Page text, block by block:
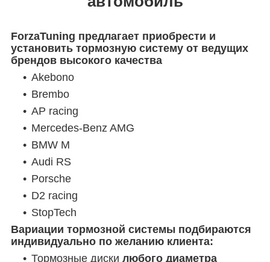
ForzaTuning предлагает приобрести и
установить тормозную систему от ведущих
брендов высокого качества
Akebono
Brembo
AP racing
Mercedes-Benz AMG
BMW M
Audi RS
Porsche
D2 racing
StopTech
Вариации тормозной системы подбираются
индивидуально по желанию клиента:
Тормозные диски любого диаметра